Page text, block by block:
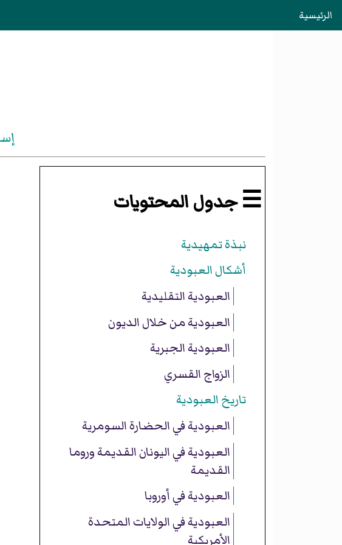
الرئيسية
☰ جدول المحتويات
نبذة تمهيدية
أشكال العبودية
العبودية التقليدية
العبودية من خلال الديون
العبودية الجبرية
الزواج القسري
تاريخ العبودية
العبودية في الحضارة السومرية
العبودية في اليونان القديمة وروما
القديمة
العبودية في أوروبا
العبودية في الولايات المتحدة
الأمريكية